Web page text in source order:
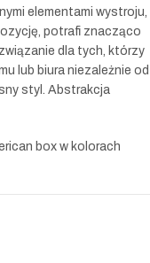
elementami wystroju,
potrafi znacząco
dla tych, którzy
lub biura niezależnie od
styl. Abstrakcja
box w kolorach